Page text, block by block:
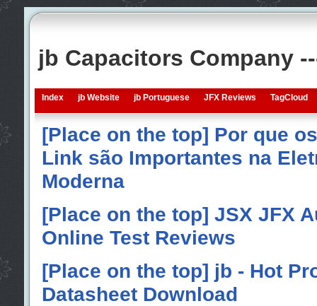
jb Capacitors Company
Index jb Website jb Portuguese JFX Reviews TagCloud
[Place on the top] Por que
Link são Importantes na
Moderna
[Place on the top] JSX JFX
Online Test Reviews
[Place on the top] jb - Hot
Datasheet Download